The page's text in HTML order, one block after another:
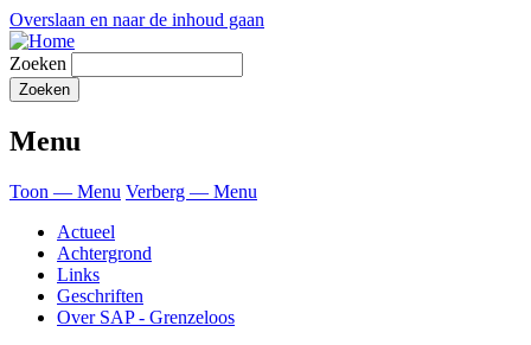
Overslaan en naar de inhoud gaan
Zoeken
Menu
Toon — Menu Verberg — Menu
Actueel
Achtergrond
Links
Geschriften
Over SAP - Grenzeloos